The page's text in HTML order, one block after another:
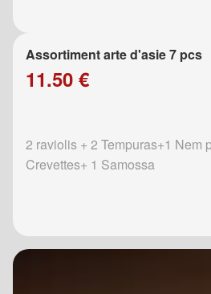
Assortiment arte d'asie 7 pcs
11.50 €
2 raviolis + 2 Tempuras+1 Nem
Crevettes+ 1 Samossa